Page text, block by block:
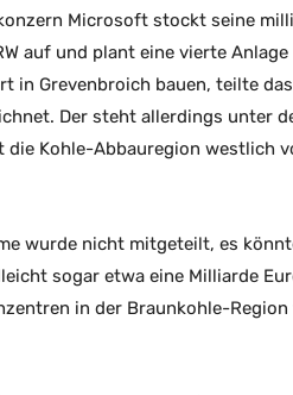
Microsoft stockt seine
auf und plant eine vierte
in Grevenbroich bauen, teilte
Der steht allerdings unter
die Kohle-Abbauregion westlich
wurde nicht mitgeteilt, es
sogar etwa eine Milliarde
in der Braunkohle-